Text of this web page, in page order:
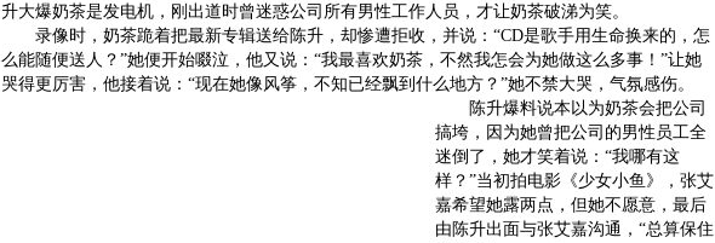
升大爆奶茶是发电机，刚出道时曾迷惑公司所有男性工作人员，才让奶茶破涕为笑。
录像时，奶茶跪着把最新专辑送给陈升，却惨遭拒收，并说：“CD是歌手用生命换来的，怎
么能随便送人？”她便开始啜泣，他又说：“我最喜欢奶茶，不然我怎会为她做这么多事！”让她
哭得更厉害，他接着说：“现在她像风筝，不知已经飘到什么地方？”她不禁大哭，气氛感伤。
陈升爆料说本以为奶茶会把公司
搞垮，因为她曾把公司的男性员工全
迷倒了，她才笑着说：“我哪有这
样？”当初拍电影《少女小鱼》，张艾
嘉希望她露两点，但她不愿意，最后
由陈升出面与张艾嘉沟通，“总算保住